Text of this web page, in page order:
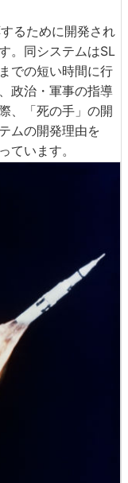
るために開発され
。同システムはSL
での短い時間に行
政治・軍事の指導
、「死の手」の開
ムの開発理由を
ています。